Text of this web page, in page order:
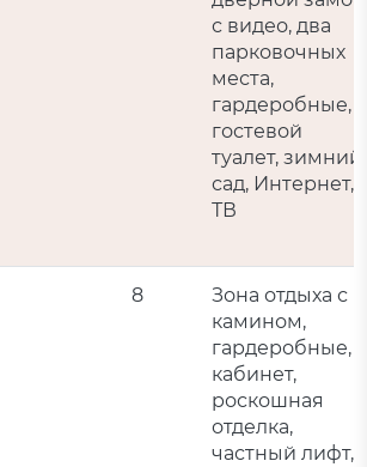
с видео, два
парковочных
места,
гардеробные,
гостевой
туалет, зимний
сад, Интернет,
ТВ
8
Зона отдыха с
камином,
гардеробные,
кабинет,
роскошная
отделка,
частный лифт,